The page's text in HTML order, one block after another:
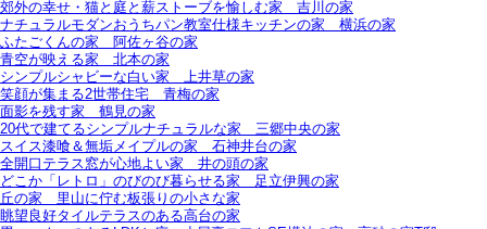
郊外の幸せ・猫と庭と薪ストーブを愉しむ家＿吉川の家
ナチュラルモダンおうちパン教室仕様キッチンの家＿横浜の家
ふたごくんの家＿阿佐ヶ谷の家
青空が映える家＿北本の家
シンプルシャビーな白い家＿上井草の家
笑顔が集まる2世帯住宅＿青梅の家
面影を残す家＿鶴見の家
20代で建てるシンプルナチュラルな家＿三郷中央の家
スイス漆喰＆無垢メイプルの家＿石神井台の家
全開口テラス窓が心地よい家＿井の頭の家
どこか「レトロ」のびのび暮らせる家＿足立伊興の家
丘の家＿里山に佇む板張りの小さな家
眺望良好タイルテラスのある高台の家